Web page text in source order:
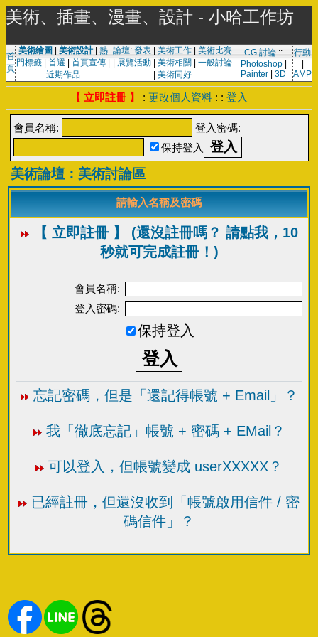
美術、插畫、漫畫、設計 - 小哈工作坊
首
頁
美術繪圖 美術設計| 熱
門標籤
首選 首頁宣傳
近期作品
論壇: 發表 美術工作
美術比賽
展覽活動 美術相關
一般討論
美術同好
CG 討論 ::
Photoshop|
Painter
3D
行動
AMP
【 立即註冊 】 : 更改個人資料 : : 登入
會員名稱:
登入密碼:
保持登入
美術論壇：美術討論區
請輸入名稱及密碼
【 立即註冊 】 (還沒註冊嗎？ 請點我，10
秒就可完成註冊！)
會員名稱:
登入密碼:
保持登入
忘記密碼，但是「還記得帳號 + Email」？
我「徹底忘記」帳號 + 密碼 + EMail？
可以登入，但帳號變成 userXXXXX？
已經註冊，但還沒收到「帳號啟用信件 / 密
碼信件」？